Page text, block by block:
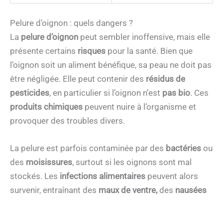
Pelure d’oignon : quels dangers ?
La pelure d’oignon peut sembler inoffensive, mais elle
présente certains risques pour la santé. Bien que
l’oignon soit un aliment bénéfique, sa peau ne doit pas
être négligée. Elle peut contenir des résidus de
pesticides, en particulier si l’oignon n’est pas bio. Ces
produits chimiques peuvent nuire à l’organisme et
provoquer des troubles divers.
La pelure est parfois contaminée par des bactéries ou
des moisissures, surtout si les oignons sont mal
stockés. Les infections alimentaires peuvent alors
survenir, entraînant des maux de ventre,des nausées